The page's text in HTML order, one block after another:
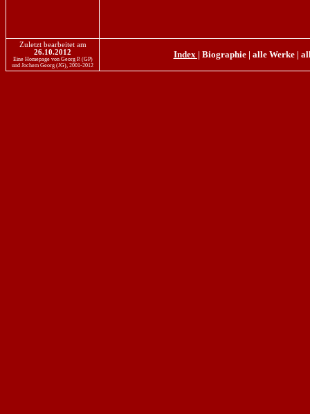
Zuletzt bearbeitet am
26.10.2012
Eine Homepage von Georg P. (GP)
und Jochem Georg (JG), 2001-2012
Index | Biographie| alle Werke|